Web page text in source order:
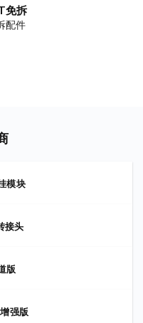
免拆
配件
模块
接头
版
强版